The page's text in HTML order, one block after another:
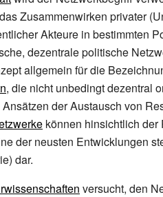
Zusammenwirken privater
Akteure in bestimmten
dezentrale politische
allgemein für die
, die nicht unbedingt dezentral
der Austausch von
können hinsichtlich
der neusten Entwicklungen
dar.
versucht, den